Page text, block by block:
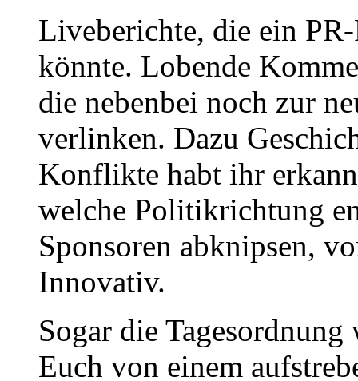
Liveberichte, die ein
könnte. Lobende
die nebenbei noch zur
verlinken. Dazu
Konflikte habt ihr
welche Politikrichtung
Sponsoren abknipsen,
Innovativ.
Sogar die
Euch von einem